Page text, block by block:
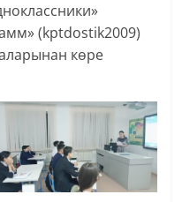
(kptdostik2009)
көре